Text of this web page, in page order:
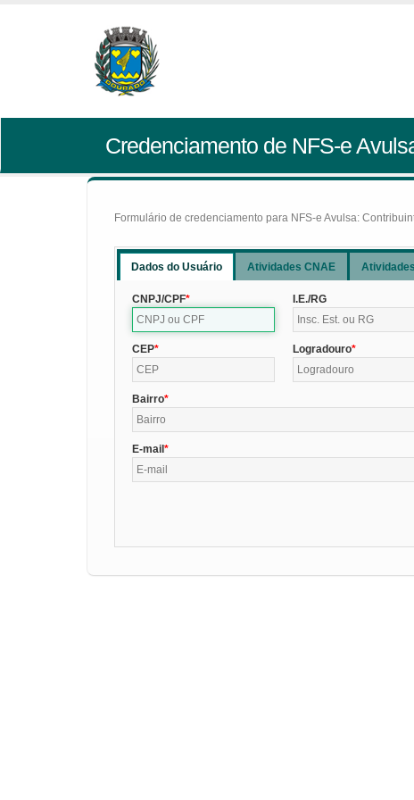
Credenciamento de NFS-e
Formulário de credenciamento para NFS-e Avulsa:
Dados do Usuário Atividades CNAE
CNPJ/CPF I.E./RG
CEP Logradouro
Bairro
E-mail